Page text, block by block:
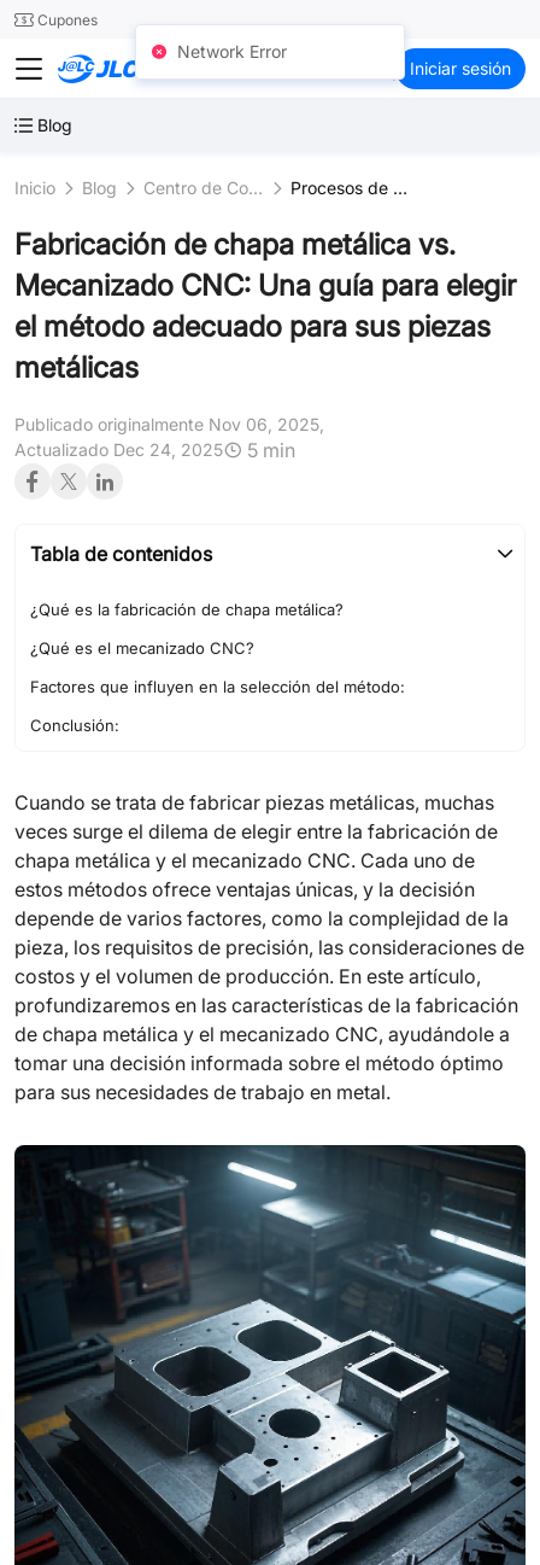
24SMTCupones
JLCCNC Iniciar sesión
Blog
Inicio Blog Centro de Conocimiento Procesos de Acabado Superficial
Fabricación de chapa metálica vs.
Mecanizado CNC: Una guía para elegir
el método adecuado para sus piezas
metálicas
Publicado originalmente Nov 06, 2025,
Actualizado Dec 24, 2025
5 min
Tabla de contenidos
¿Qué es la fabricación de chapa metálica?
¿Qué es el mecanizado CNC?
Factores que influyen en la selección del método:
Conclusión:
Cuando se trata de fabricar piezas metálicas, muchas
veces surge el dilema de elegir entre la fabricación de
chapa metálica y el mecanizado CNC. Cada uno de
estos métodos ofrece ventajas únicas, y la decisión
depende de varios factores, como la complejidad de la
pieza, los requisitos de precisión, las consideraciones de
costos y el volumen de producción. En este artículo,
profundizaremos en las características de la fabricación
de chapa metálica y el mecanizado CNC, ayudándole a
tomar una decisión informada sobre el método óptimo
para sus necesidades de trabajo en metal.
Network Error